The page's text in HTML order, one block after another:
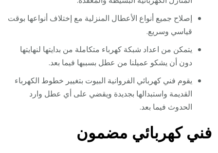
إصلاح جميع أنواع الأعطال المنزلية مع إختلاف أنواعها بوقت
قياسي وسريع.
يتمكن من اعداد شبكة كهرباء متكاملة من بدايتها لنهايتها
دون أن يشكو عميلنا من عطل بسببها فيما بعد.
يقوم فني كهربائي الفروانية البيوت بتغيير خطوط الكهرباء
القديمة واستبدالها بجديدة ويقضي على أي عطل وارد
الحدوث فيما بعد.
فني كهربائي مضمون